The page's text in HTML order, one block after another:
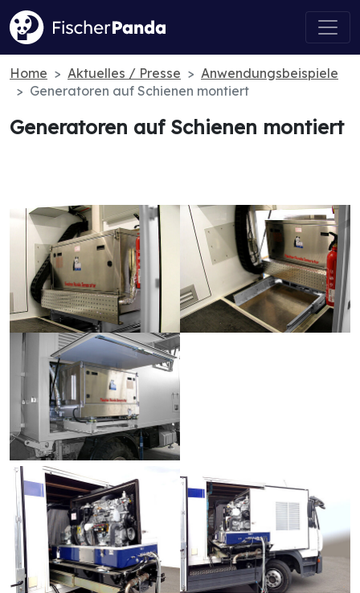
Home Aktuelles / Presse
Anwendungsbeispiele
Generatoren auf Schienen montiert
Generatoren auf Schienen montiert